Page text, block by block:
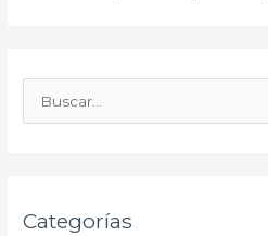
a
Categorías